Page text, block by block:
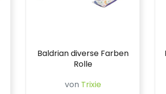
Baldrian diverse Farben
Rolle
von Trixie